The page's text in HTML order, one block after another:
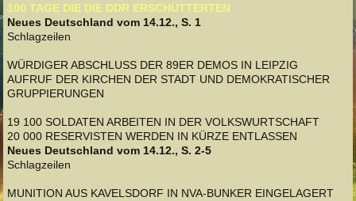
100 TAGE DIE DIE DDR ERSCHÜTTERTEN
Neues Deutschland vom 14.12., S. 1
Schlagzeilen
WÜRDIGER ABSCHLUSS DER 89ER DEMOS IN LEIPZIG
AUFRUF DER KIRCHEN DER STADT UND DEMOKRATISCHER
GRUPPIERUNGEN
19 100 SOLDATEN ARBEITEN IN DER VOLKSWURTSCHAFT
20 000 RESERVISTEN WERDEN IN KÜRZE ENTLASSEN
Neues Deutschland vom 14.12., S. 2-5
Schlagzeilen
MUNITION AUS KAVELSDORF IN NVA-BUNKER EINGELAGERT